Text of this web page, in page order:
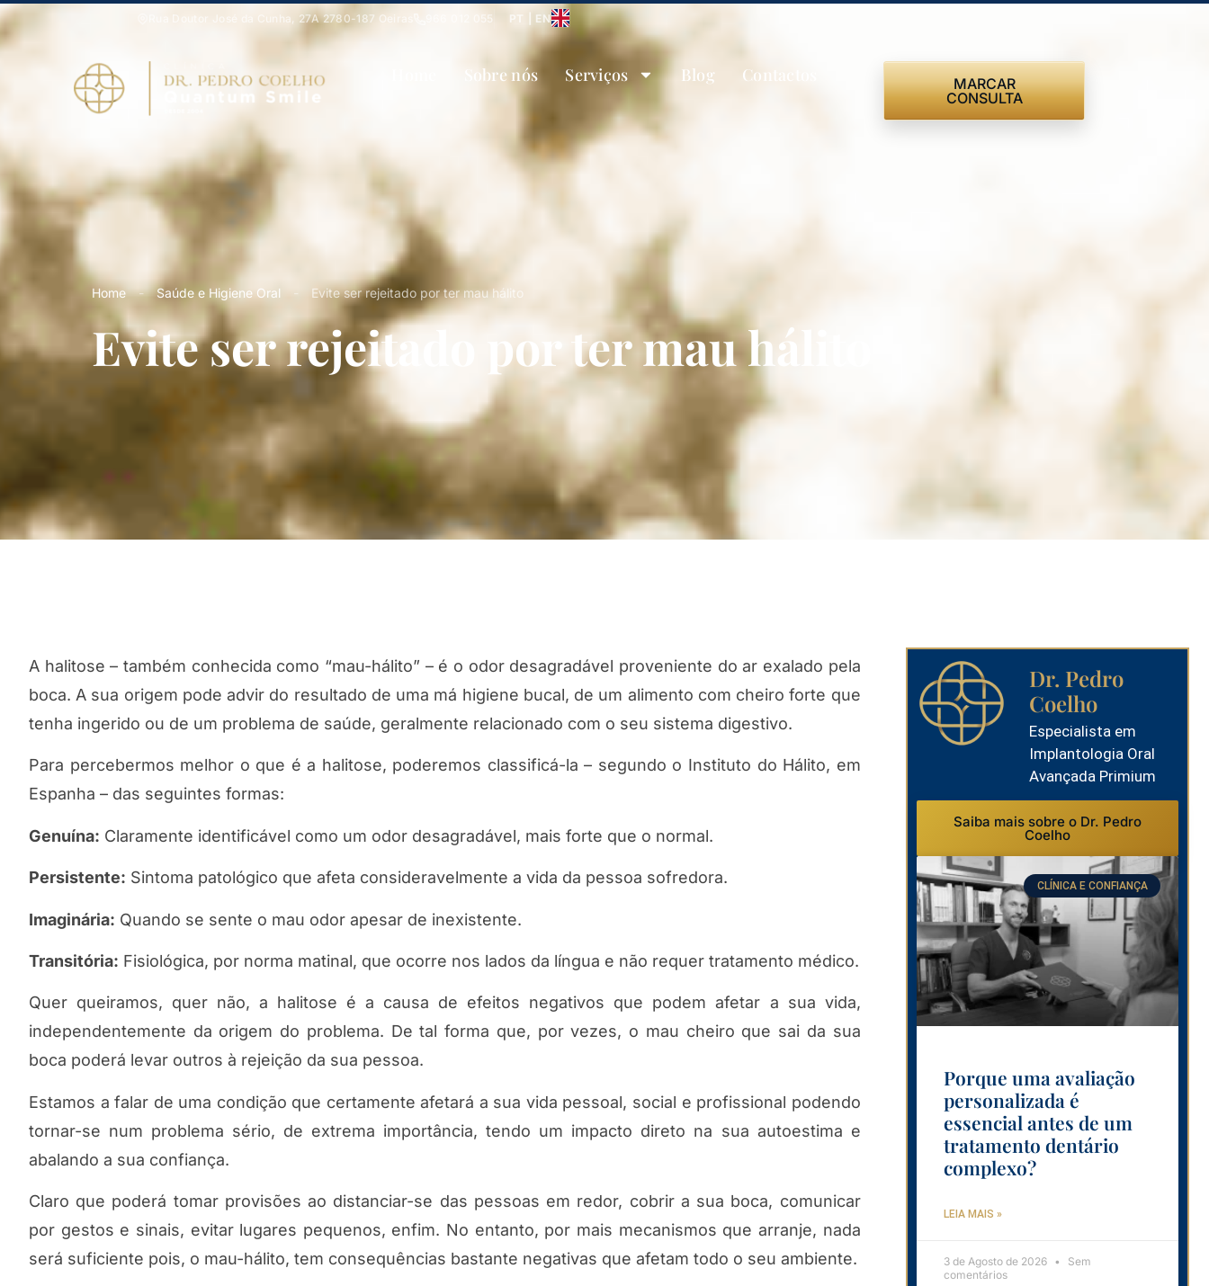
Rua Doutor José da Cunha, 27A 2780-187 Oeiras 966 012 055 PT | EN
Sobre nós Serviços Blog Contactos
MARCAR
CONSULTA
Home - Saúde e Higiene Oral - Evite ser rejeitado por ter mau hálito
Evite ser rejeitado por ter mau hálito
A halitose – também conhecida como “mau-hálito” – é o odor desagradável proveniente do ar exalado pela
boca. A sua origem pode advir do resultado de uma má higiene bucal, de um alimento com cheiro forte que
tenha ingerido ou de um problema de saúde, geralmente relacionado com o seu sistema digestivo.
Para percebermos melhor o que é a halitose, poderemos classificá-la – segundo o Instituto do Hálito, em
Espanha – das seguintes formas:
Genuína: Claramente identificável como um odor desagradável, mais forte que o normal.
Persistente: Sintoma patológico que afeta consideravelmente a vida da pessoa sofredora.
Imaginária: Quando se sente o mau odor apesar de inexistente.
Transitória: Fisiológica, por norma matinal, que ocorre nos lados da língua e não requer tratamento médico.
Quer queiramos, quer não, a halitose é a causa de efeitos negativos que podem afetar a sua vida,
independentemente da origem do problema. De tal forma que, por vezes, o mau cheiro que sai da sua
boca poderá levar outros à rejeição da sua pessoa.
Estamos a falar de uma condição que certamente afetará a sua vida pessoal, social e profissional podendo
tornar-se num problema sério, de extrema importância, tendo um impacto direto na sua autoestima e
abalando a sua confiança.
Claro que poderá tomar provisões ao distanciar-se das pessoas em redor, cobrir a sua boca, comunicar
por gestos e sinais, evitar lugares pequenos, enfim. No entanto, por mais mecanismos que arranje, nada
será suficiente pois, o mau-hálito, tem consequências bastante negativas que afetam todo o seu ambiente.
Dr. Pedro
Coelho
Especialista em
Implantologia Oral
Avançada Primium
Saiba mais sobre o Dr. Pedro
Coelho
CLÍNICA E CONFIANÇA
Porque uma avaliação
personalizada é
essencial antes de um
tratamento dentário
complexo?
LEIA MAIS »
3 de Agosto de 2026
Sem
comentários